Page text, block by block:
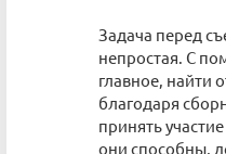
Задача перед
непростая. С
главное, найти
благодаря
принять
они способны,